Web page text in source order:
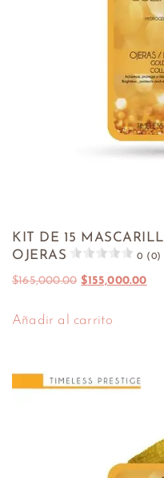
KIT DE 15
OJERAS
0 (0)
$165,000.00 $155,000.00
Añadir al carrito